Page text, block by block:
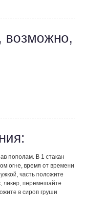
возможно,
пополам. В 1 стакан
огне, время от времени
часть положите
ликер, перемешайте.
в сироп груши